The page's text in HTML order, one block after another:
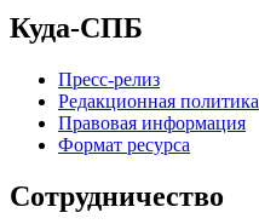
Куда-СПБ
Пресс-релиз
Редакционная политика
Правовая информация
Формат ресурса
Сотрудничество